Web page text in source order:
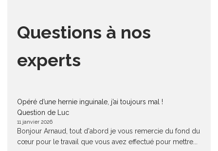
Questions à nos
experts
Opéré d’une hernie inguinale, j’ai toujours mal !
Question de Luc
11 janvier 2026
Bonjour Arnaud, tout d'abord je vous remercie du fond du
cœur pour le travail que vous avez effectué pour mettre...